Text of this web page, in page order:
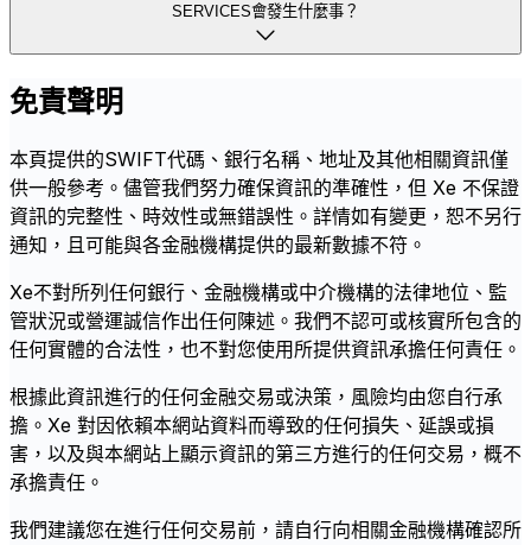
SERVICES會發生什麼事？
免責聲明
本頁提供的SWIFT代碼、銀行名稱、地址及其他相關資訊僅
供一般參考。儘管我們努力確保資訊的準確性，但 Xe 不保證
資訊的完整性、時效性或無錯誤性。詳情如有變更，恕不另行
通知，且可能與各金融機構提供的最新數據不符。
Xe不對所列任何銀行、金融機構或中介機構的法律地位、監
管狀況或營運誠信作出任何陳述。我們不認可或核實所包含的
任何實體的合法性，也不對您使用所提供資訊承擔任何責任。
根據此資訊進行的任何金融交易或決策，風險均由您自行承
擔。Xe 對因依賴本網站資料而導致的任何損失、延誤或損
害，以及與本網站上顯示資訊的第三方進行的任何交易，概不
承擔責任。
我們建議您在進行任何交易前，請自行向相關金融機構確認所